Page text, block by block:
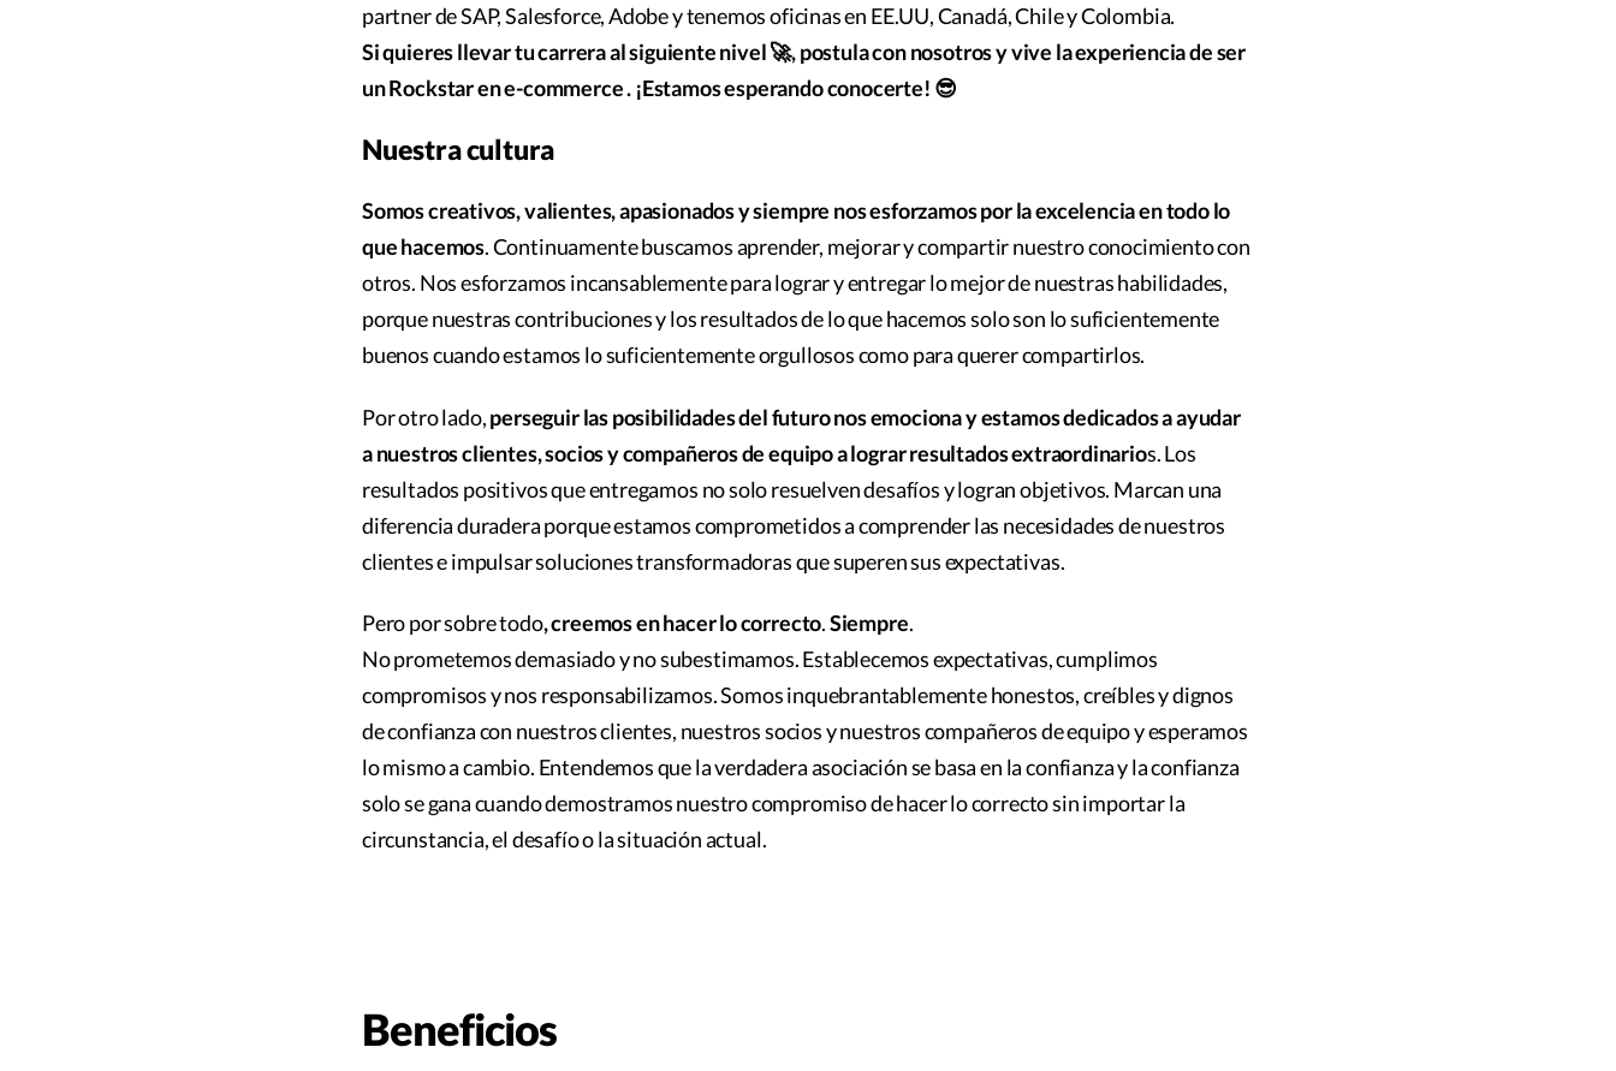
partner de SAP, Salesforce, Adobe y tenemos oficinas en EE.UU, Canadá, Chile y Colombia.
Si quieres llevar tu carrera al siguiente nivel 🚀, postula con nosotros y vive la experiencia de ser
un Rockstar en e-commerce . ¡Estamos esperando conocerte! 😎
Nuestra cultura
Somos creativos, valientes, apasionados y siempre nos esforzamos por la excelencia en todo lo
que hacemos. Continuamente buscamos aprender, mejorar y compartir nuestro conocimiento con
otros. Nos esforzamos incansablemente para lograr y entregar lo mejor de nuestras habilidades,
porque nuestras contribuciones y los resultados de lo que hacemos solo son lo suficientemente
buenos cuando estamos lo suficientemente orgullosos como para querer compartirlos.
Por otro lado,perseguir las posibilidades del futuro nos emociona y estamos dedicados a ayudar
a nuestros clientes, socios y compañeros de equipo a lograr resultados extraordinarios. Los
resultados positivos que entregamos no solo resuelven desafíos y logran objetivos. Marcan una
diferencia duradera porque estamos comprometidos a comprender las necesidades de nuestros
clientes e impulsar soluciones transformadoras que superen sus expectativas.
Pero por sobre todo, creemos en hacer lo correcto.Siempre.
No prometemos demasiado y no subestimamos. Establecemos expectativas, cumplimos
compromisos y nos responsabilizamos. Somos inquebrantablemente honestos, creíbles y dignos
de confianza con nuestros clientes, nuestros socios y nuestros compañeros de equipo y esperamos
lo mismo a cambio. Entendemos que la verdadera asociación se basa en la confianza y la confianza
solo se gana cuando demostramos nuestro compromiso de hacer lo correcto sin importar la
circunstancia, el desafío o la situación actual.
Beneficios